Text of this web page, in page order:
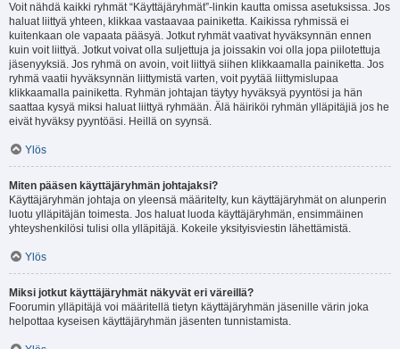
Voit nähdä kaikki ryhmät “Käyttäjäryhmät”-linkin kautta omissa asetuksissa. Jos
haluat liittyä yhteen, klikkaa vastaavaa painiketta. Kaikissa ryhmissä ei
kuitenkaan ole vapaata pääsyä. Jotkut ryhmät vaativat hyväksynnän ennen
kuin voit liittyä. Jotkut voivat olla suljettuja ja joissakin voi olla jopa piilotettuja
jäsenyyksiä. Jos ryhmä on avoin, voit liittyä siihen klikkaamalla painiketta. Jos
ryhmä vaatii hyväksynnän liittymistä varten, voit pyytää liittymislupaa
klikkaamalla painiketta. Ryhmän johtajan täytyy hyväksyä pyyntösi ja hän
saattaa kysyä miksi haluat liittyä ryhmään. Älä häiriköi ryhmän ylläpitäjiä jos he
eivät hyväksy pyyntöäsi. Heillä on syynsä.
Ylös
Miten pääsen käyttäjäryhmän johtajaksi?
Käyttäjäryhmän johtaja on yleensä määritelty, kun käyttäjäryhmät on alunperin
luotu ylläpitäjän toimesta. Jos haluat luoda käyttäjäryhmän, ensimmäinen
yhteyshenkilösi tulisi olla ylläpitäjä. Kokeile yksityisviestin lähettämistä.
Ylös
Miksi jotkut käyttäjäryhmät näkyvät eri väreillä?
Foorumin ylläpitäjä voi määritellä tietyn käyttäjäryhmän jäsenille värin joka
helpottaa kyseisen käyttäjäryhmän jäsenten tunnistamista.